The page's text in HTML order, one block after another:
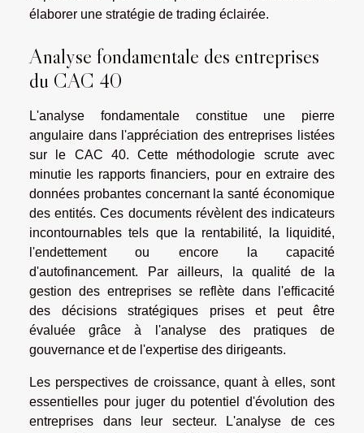
élaborer une stratégie de trading éclairée.
Analyse fondamentale des entreprises
du CAC 40
L'analyse fondamentale constitue une pierre
angulaire dans l'appréciation des entreprises listées
sur le CAC 40. Cette méthodologie scrute avec
minutie les rapports financiers, pour en extraire des
données probantes concernant la santé économique
des entités. Ces documents révèlent des indicateurs
incontournables tels que la rentabilité, la liquidité,
l'endettement ou encore la capacité
d'autofinancement. Par ailleurs, la qualité de la
gestion des entreprises se reflète dans l'efficacité
des décisions stratégiques prises et peut être
évaluée grâce à l'analyse des pratiques de
gouvernance et de l'expertise des dirigeants.
Les perspectives de croissance, quant à elles, sont
essentielles pour juger du potentiel d'évolution des
entreprises dans leur secteur. L'analyse de ces